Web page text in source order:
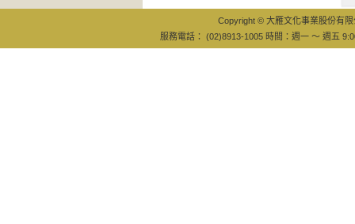
Copyright © 大雁文化事業股份有
服務電話： (02)8913-1005 時間：週一 ～ 週五